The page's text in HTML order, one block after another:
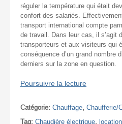
réguler la température qui était
confort des salariés.
transport international compte
de travail. Dans leur cas, il s’agit
transporteurs et aux visiteurs qui
conséquence d’un grand nombre
derniers sur la zone en question.
Poursuivre la lecture
Catégorie: Chauffage, Chaufferie/
Tag: Chaudière électrique,